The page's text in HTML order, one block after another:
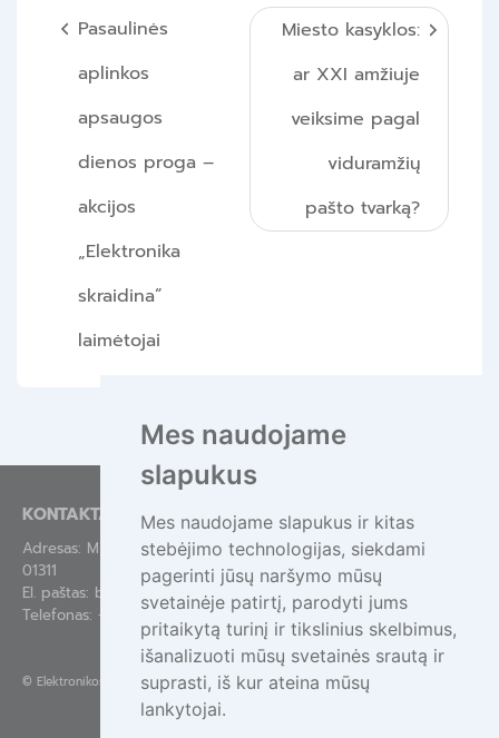
Mes naudojame
slapukus
Mes naudojame slapukus ir kitas
stebėjimo technologijas, siekdami
pagerinti jūsų naršymo mūsų
svetainėje patirtį, parodyti jums
pritaikytą turinį ir tikslinius skelbimus,
išanalizuoti mūsų svetainės srautą ir
suprasti, iš kur ateina mūsų
lankytojai.
Navigacija
tarp
įrašų
Pasaulinės
aplinkos
apsaugos
dienos proga –
akcijos
„Elektronika
skraidina”
laimėtojai
Miesto kasyklos:
ar XXI amžiuje
veiksime pagal
viduramžių
pašto tvarką?
KONTAKTAI
Adresas: Mindaugo g. 44-84, Vilnius LT-
01311
El. paštas: bendras@epa.lt
Telefonas: +370 695 55111
© Elektronikos atliekų tvarkymas